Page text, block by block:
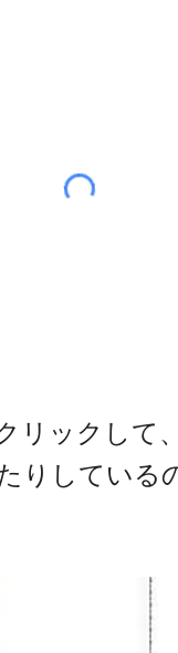
リックして
りしている